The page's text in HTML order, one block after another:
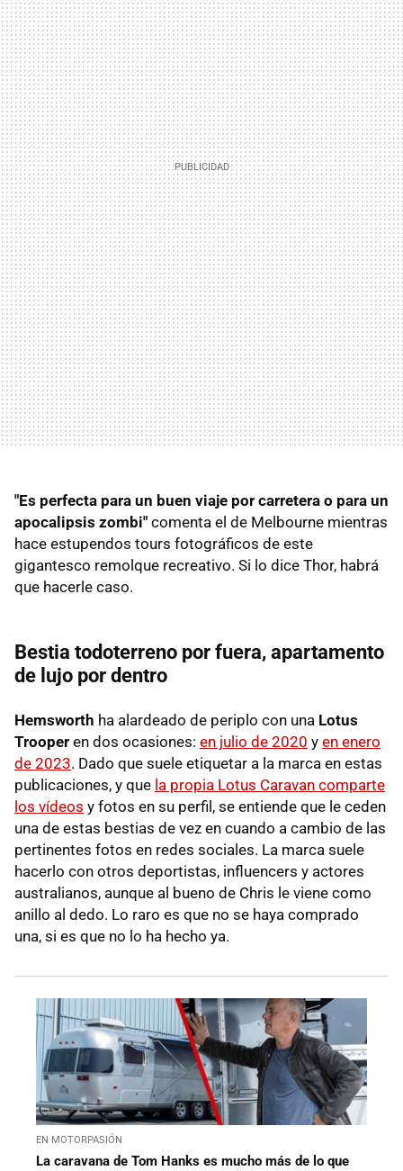
"Es perfecta para un buen viaje por carretera o para un
apocalipsis zombi" comenta el de Melbourne mientras
hace estupendos tours fotográficos de este
gigantesco remolque recreativo. Si lo dice Thor, habrá
que hacerle caso.
Bestia todoterreno por fuera, apartamento
de lujo por dentro
Hemsworth ha alardeado de periplo con una Lotus
Trooper en dos ocasiones: en julio de 2020 y en enero
de 2023. Dado que suele etiquetar a la marca en estas
publicaciones, y que la propia Lotus Caravan comparte
los vídeos y fotos en su perfil, se entiende que le ceden
una de estas bestias de vez en cuando a cambio de las
pertinentes fotos en redes sociales. La marca suele
hacerlo con otros deportistas, influencers y actores
australianos, aunque al bueno de Chris le viene como
anillo al dedo. Lo raro es que no se haya comprado
una, si es que no lo ha hecho ya.
EN MOTORPASIÓN
La caravana de Tom Hanks es mucho más de lo que